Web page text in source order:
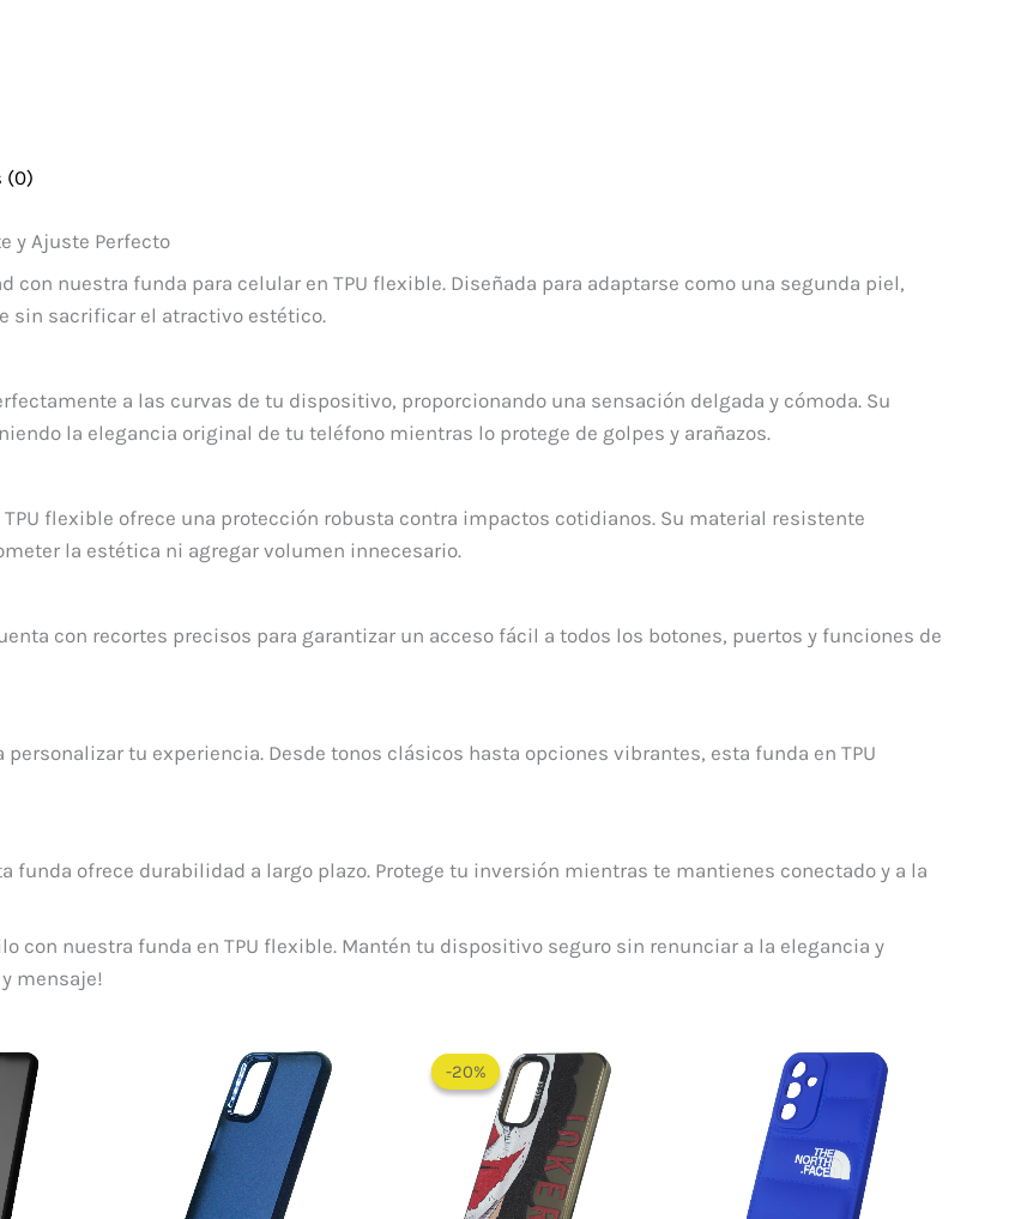
(0)
y Ajuste Perfecto
nuestra funda para celular en TPU flexible. Diseñada para adaptarse como una segunda piel,
sin sacrificar el atractivo estético.
a las curvas de tu dispositivo, proporcionando una sensación delgada y cómoda. Su
la elegancia original de tu teléfono mientras lo protege de golpes y arañazos.
flexible ofrece una protección robusta contra impactos cotidianos. Su material resistente
la estética ni agregar volumen innecesario.
con recortes precisos para garantizar un acceso fácil a todos los botones, puertos y funciones de
tu experiencia. Desde tonos clásicos hasta opciones vibrantes, esta funda en TPU
funda ofrece durabilidad a largo plazo. Protege tu inversión mientras te mantienes conectado y a la
con nuestra funda en TPU flexible. Mantén tu dispositivo seguro sin renunciar a la elegancia y
mensaje!
-20%
-20%
precio
original
era:
$ 60.000.